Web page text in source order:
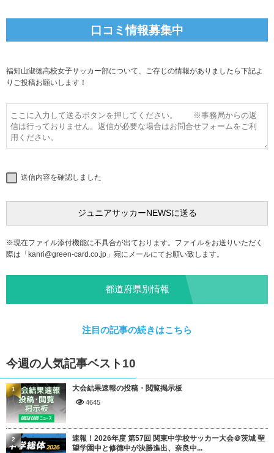
口コミ情報募集中
福知山淑徳高校女子サッカー部について、ご存じの情報がありましたら下記よ
りご投稿お願いします！
送信内容を確認しました
※現在ファイル添付機能に不具合が出ております。ファイルをお送りいただく
際は「 kanri@green-card.co.jp 」宛にメールにてお願い致します。
都道府県別情報
注目の記事の続きはこちら
今週の人気記事ベスト10
大会結果速報の投稿・閲覧掲示板
4645
1
速報！2026年度 第57回 関東中学校サッカー大会＠茨城 聖
望学園中と修徳中が決勝進出、奈良中...
2